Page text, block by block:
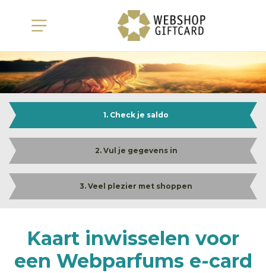
1. Check je saldo
2. Vul je gegevens in
3. Veel plezier met shoppen
Kaart inwisselen voor
een Webparfums e-card